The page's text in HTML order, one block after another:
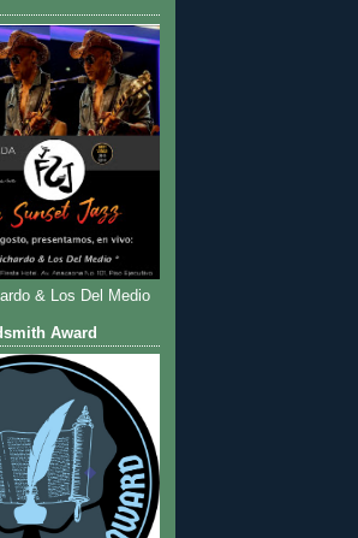
& Los Del Medio
Award